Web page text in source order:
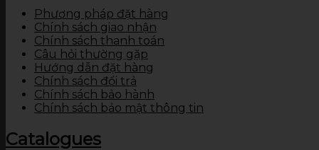
Tiểu nam, tiểu nữ
Sen vòi
Các thiết bị khác
Phương pháp đặt hàng
Chính sách giao nhận
Chính sách thanh toán
Câu hỏi thường gặp
Hướng dẫn đặt hàng
Chính sách đổi trả
Chính sách bảo hành
Chính sách bảo mật thông tin
Catalogues